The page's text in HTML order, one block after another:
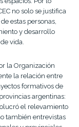
no solo se justifica
estas personas,
y desarrollo
vida.
la Organización
la relación entre
formativos de
argentinas:
el relevamiento
también entrevistas